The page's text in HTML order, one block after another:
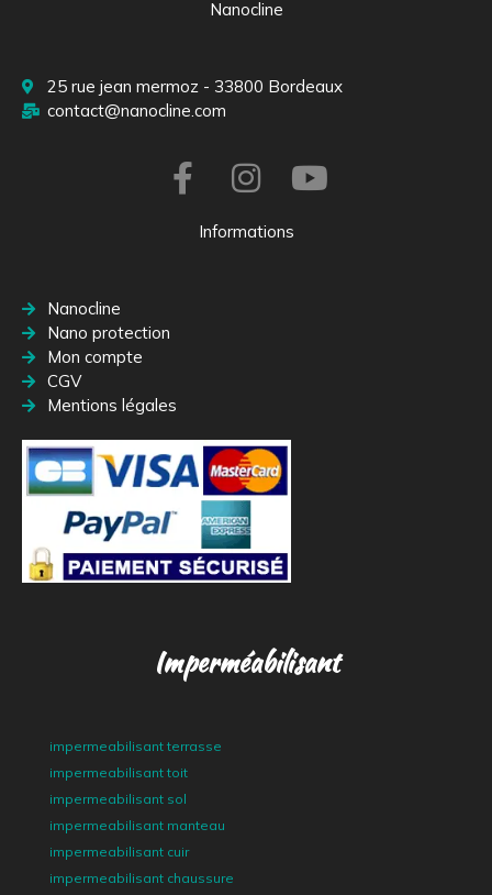
Nanocline
25 rue jean mermoz - 33800 Bordeaux
contact@nanocline.com
Informations
Nanocline
Nano protection
Mon compte
CGV
Mentions légales
Imperméabilisant
impermeabilisant terrasse
impermeabilisant toit
impermeabilisant sol
impermeabilisant manteau
impermeabilisant cuir
impermeabilisant chaussure